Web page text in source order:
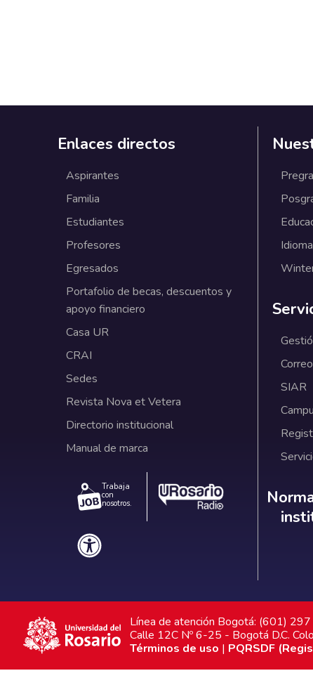
Enlaces directos
Aspirantes
Familia
Estudiantes
Profesores
Egresados
Portafolio de becas, descuentos y
apoyo financiero
Casa UR
CRAI
Sedes
Revista Nova et Vetera
Directorio institucional
Manual de marca
Trabaja
con
nosotros.
SIAR
Línea de atención Bogotá: (601)
Calle 12C Nº 6-25 - Bogotá D.C.
Términos de uso | PQRSDF